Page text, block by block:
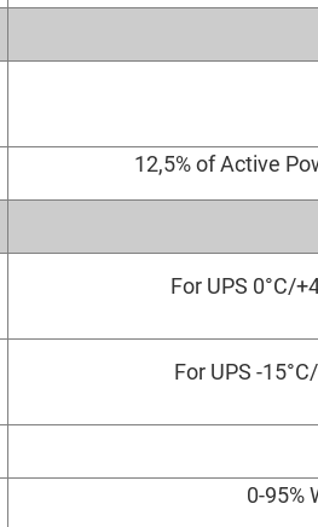
12,5% of Active
For UPS 0°C/
For UPS -
0-95%